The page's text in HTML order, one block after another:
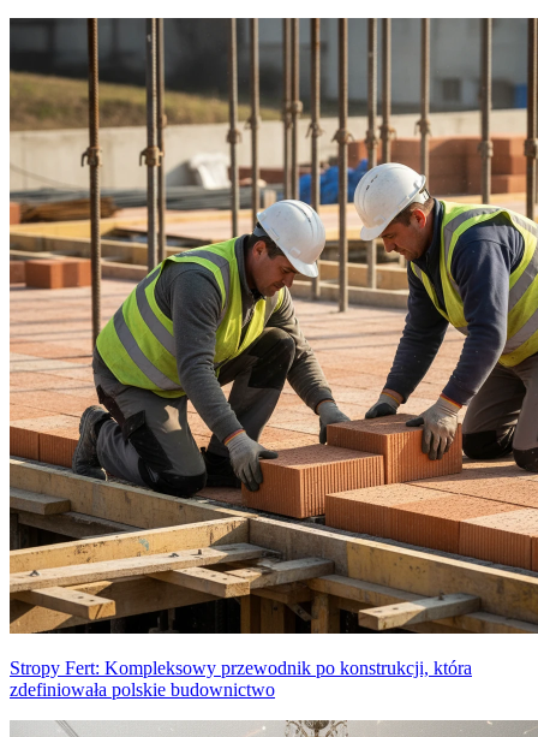
Stropy Fert: Kompleksowy przewodnik po konstrukcji, która
zdefiniowała polskie budownictwo